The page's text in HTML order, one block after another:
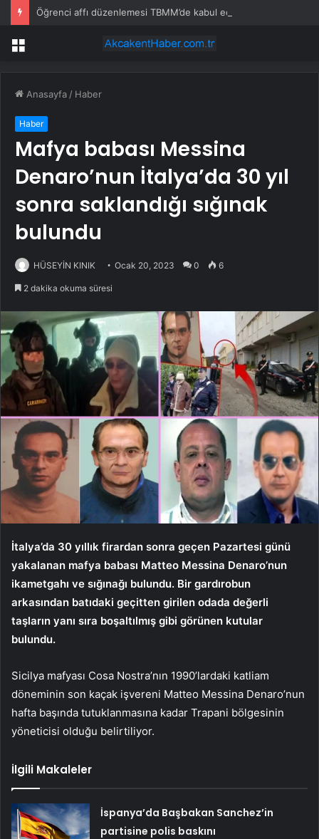
Öğrenci affı düzenlemesi TBMM’de kabul edildi
Menü
Anasayfa / Haber
Haber
Mafya babası Messina
Denaro’nun İtalya’da 30 yıl
sonra saklandığı sığınak
bulundu
HÜSEYİN KINIK Ocak 20, 2023 0 6
2 dakika okuma süresi
İtalya’da 30 yıllık firardan sonra geçen Pazartesi günü
yakalanan mafya babası Matteo Messina Denaro’nun
ikametgahı ve sığınağı bulundu. Bir gardırobun
arkasından batıdaki geçitten girilen odada değerli
taşların yanı sıra boşaltılmış gibi görünen kutular
bulundu.
Sicilya mafyası Cosa Nostra’nın 1990’lardaki katliam
döneminin son kaçak işvereni Matteo Messina Denaro’nun
hafta başında tutuklanmasına kadar Trapani bölgesinin
yöneticisi olduğu belirtiliyor.
İlgili Makaleler
İspanya’da Başbakan Sanchez’in
partisine polis baskını